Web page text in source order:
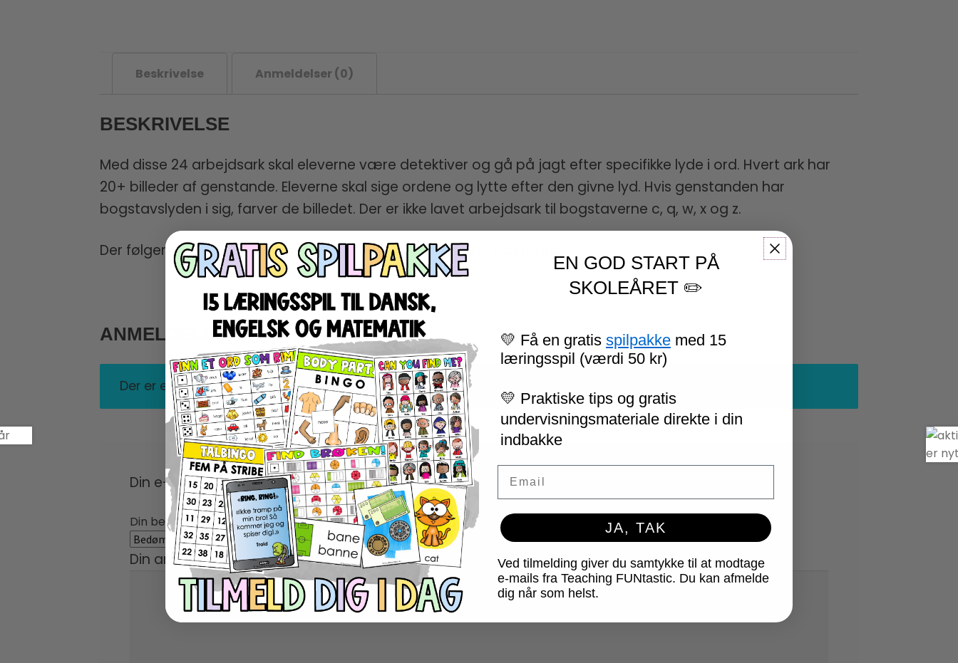
Beskrivelse Anmeldelser (0)
BESKRIVELSE
Med disse 24 arbejdsark skal eleverne være detektiver og gå på jagt efter specifikke lyde i ord. Hvert ark har
20+ billeder af genstande. Eleverne skal sige ordene og lytte efter den givne lyd. Hvis genstanden har
bogstavslyden i sig, farver de billedet. Der er ikke lavet arbejdsark til bogstaverne c, q, w, x og z.
Der følger en oversigt med over hvilke ord, som billederne skal repræsentere.
ANMELDELSER
Der er endnu ikke nogle anmeldelser.
Din e-mailadresse vil ikke blive publiceret.Krævede felter er markeret med
Din bedømmelse*
Din anmeldelse*
EN GOD START PÅ
SKOLEÅRET ✏️
💛 Få en gratis spilpakke med 15
læringsspil (værdi 50 kr)
💛 Praktiske tips og gratis
undervisningsmateriale direkte i din
indbakke
JA, TAK
Ved tilmelding giver du samtykke til at modtage
e-mails fra Teaching FUNtastic. Du kan afmelde
dig når som helst.